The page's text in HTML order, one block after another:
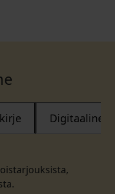
Digitaalinen